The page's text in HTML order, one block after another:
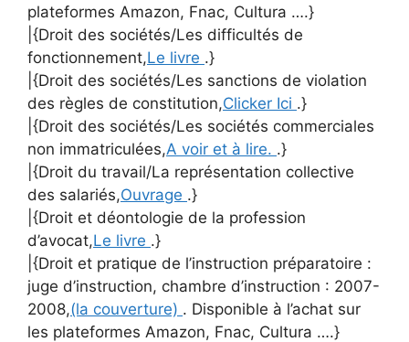
plateformes Amazon, Fnac, Cultura ….}
|{Droit des sociétés/Les difficultés de
fonctionnement,Le livre .}
|{Droit des sociétés/Les sanctions de violation
des règles de constitution,Clicker Ici .}
|{Droit des sociétés/Les sociétés commerciales
non immatriculées,A voir et à lire. .}
|{Droit du travail/La représentation collective
des salariés,Ouvrage .}
|{Droit et déontologie de la profession
d’avocat,Le livre .}
|{Droit et pratique de l’instruction préparatoire :
juge d’instruction, chambre d’instruction : 2007-
2008,(la couverture) . Disponible à l’achat sur
les plateformes Amazon, Fnac, Cultura ….}